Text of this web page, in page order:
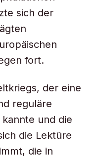
sich der
fort.
der eine
reguläre
und die
die Lektüre
die in